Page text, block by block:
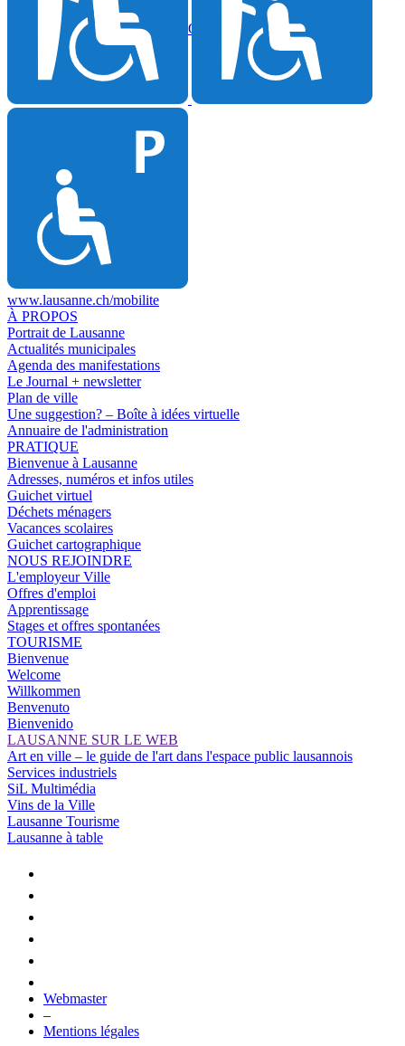
Fermeture annuelle des quais d’Ouchy et de Belgique
www.lausanne.ch/mobilite
À PROPOS
Portrait de Lausanne
Actualités municipales
Agenda des manifestations
Le Journal + newsletter
Plan de ville
Une suggestion? – Boîte à idées virtuelle
Annuaire de l'administration
PRATIQUE
Bienvenue à Lausanne
Adresses, numéros et infos utiles
Guichet virtuel
Déchets ménagers
Vacances scolaires
Guichet cartographique
NOUS REJOINDRE
L'employeur Ville
Offres d'emploi
Apprentissage
Stages et offres spontanées
TOURISME
Bienvenue
Welcome
Willkommen
Benvenuto
Bienvenido
LAUSANNE SUR LE WEB
Art en ville – le guide de l'art dans l'espace public lausannois
Services industriels
SiL Multimédia
Vins de la Ville
Lausanne Tourisme
Lausanne à table
Webmaster
–
Mentions légales